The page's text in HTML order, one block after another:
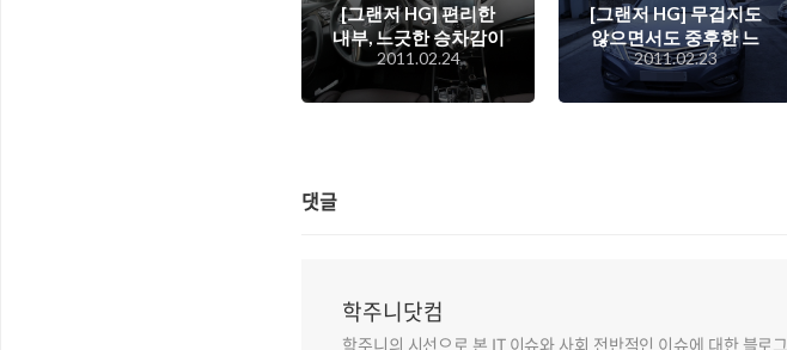
[그랜저 HG] 편리한
내부, 느긋한 승차감이
장점인 멋진 대형 세
단, 그랜저 HG
2011.02.24
[그랜저 HG] 무겁지도
않으면서도 중후한 느
낌이 나는 세련된 대형
차, 그랜저 HG
2011.02.23
댓글
학주니닷컴
학주니의 시선으로 본 IT 이슈와 사회 전반적인 이슈에 대한 블로그